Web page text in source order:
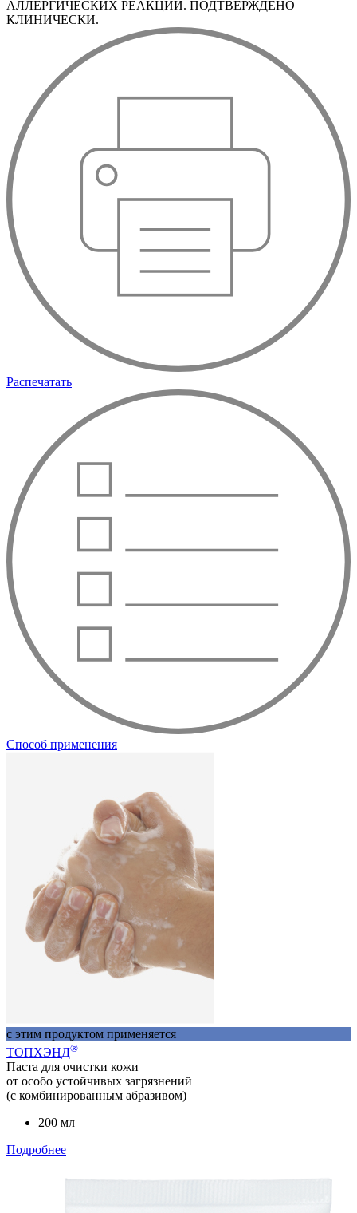
АЛЛЕРГИЧЕСКИХ РЕАКЦИЙ. ПОДТВЕРЖДЕНО
КЛИНИЧЕСКИ.
Распечатать
Способ применения
с этим продуктом применяется
ТОПХЭНД®
Паста для очистки кожи
от особо устойчивых загрязнений
(с комбинированным абразивом)
200 мл
Подробнее